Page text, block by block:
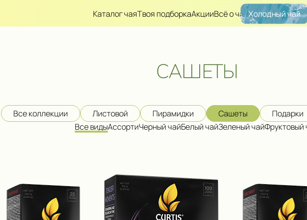
Каталог чаяТвоя подборкаАкцииВсё о чаеХолодный чай
САШЕТЫ
Все коллекции Листовой Пирамидки Сашеты
Подарки
Все видыАссортиЧерный чайБелый чайЗеленый чайФруктовый